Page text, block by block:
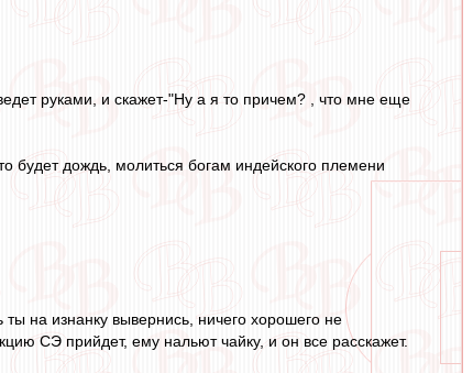
руками, и скажет-"Ну а я то причем? , что мне еще
будет дождь, молиться богам индейского племени
на изнанку вывернись, ничего хорошего не
СЭ прийдет, ему нальют чайку, и он все расскажет.